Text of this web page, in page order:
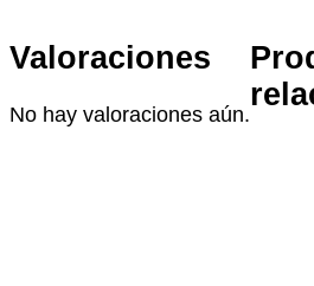
Valoraciones
No hay valoraciones aún.